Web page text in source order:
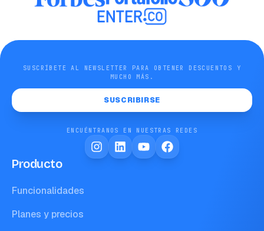
SUSCRÍBETE AL NEWSLETTER PARA OBTENER DESCUENTOS Y
MUCHO MÁS.
SUSCRIBIRSE
ENCUÉNTRANOS EN NUESTRAS REDES
Producto
Funcionalidades
Planes y precios